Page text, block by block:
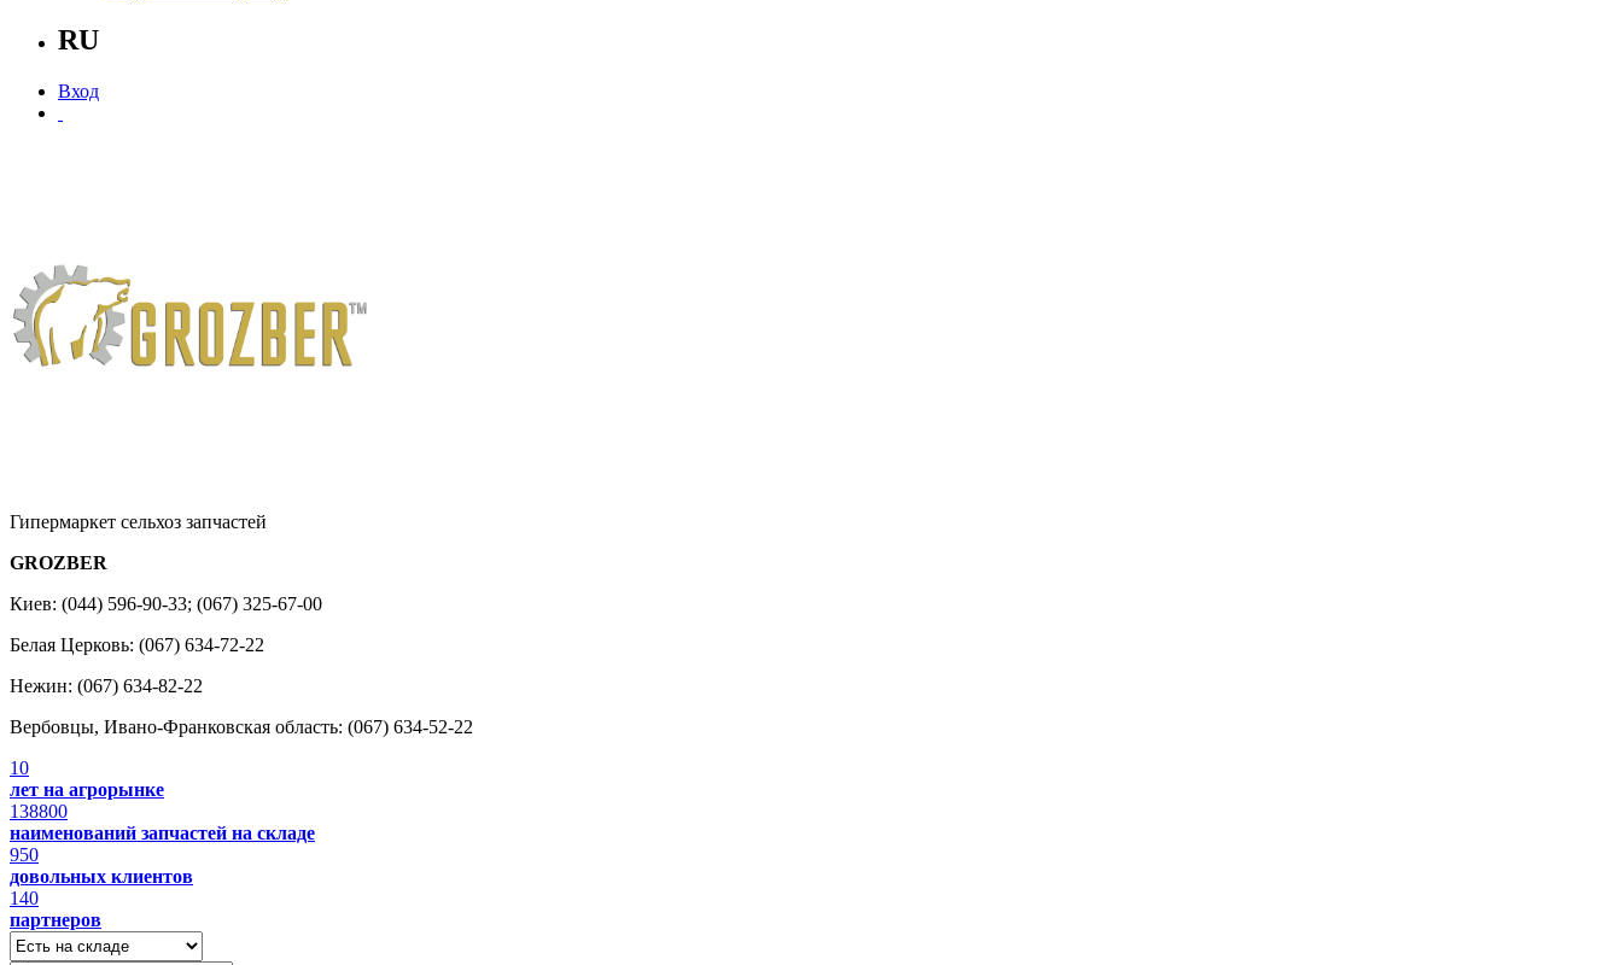
RU
Вход
Гипермаркет сельхоз запчастей
GROZBER
Киев: (044) 596-90-33; (067) 325-67-00
Белая Церковь: (067) 634-72-22
Нежин: (067) 634-82-22
Вербовцы, Ивано-Франковская область: (067) 634-52-22
10
лет на агрорынке
138800
наименований запчастей на складе
950
довольных клиентов
140
партнеров